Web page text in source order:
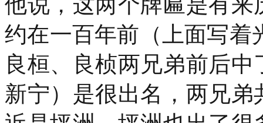
约在一百年前（上面写着
良桓、良桢两兄弟前后
新宁）是很出名，两兄